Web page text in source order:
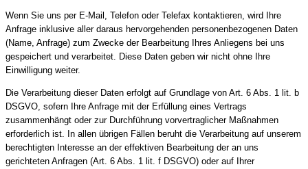
Wenn Sie uns per E-Mail, Telefon oder Telefax kontaktieren, wird Ihre
Anfrage inklusive aller daraus hervorgehenden personenbezogenen Daten
(Name, Anfrage) zum Zwecke der Bearbeitung Ihres Anliegens bei uns
gespeichert und verarbeitet. Diese Daten geben wir nicht ohne Ihre
Einwilligung weiter.
Die Verarbeitung dieser Daten erfolgt auf Grundlage von Art. 6 Abs. 1 lit. b
DSGVO, sofern Ihre Anfrage mit der Erfüllung eines Vertrags
zusammenhängt oder zur Durchführung vorvertraglicher Maßnahmen
erforderlich ist. In allen übrigen Fällen beruht die Verarbeitung auf unserem
berechtigten Interesse an der effektiven Bearbeitung der an uns
gerichteten Anfragen (Art. 6 Abs. 1 lit. f DSGVO) oder auf Ihrer